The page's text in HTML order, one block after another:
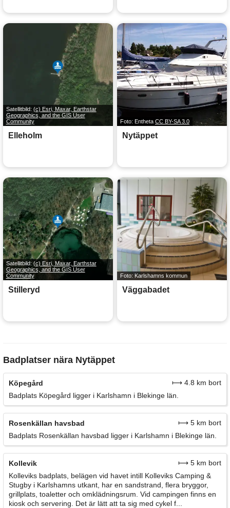
Satellitbild: (c) Esri, Maxar, Earthstar
Geographics, and the GIS User
Community
Elleholm
Foto: Entheta CC BY-SA 3.0
Nytäppet
Satellitbild:(c) Esri, Maxar, Earthstar
Geographics, and the GIS User
Community
Stilleryd
Foto: Karlshamns kommun
Väggabadet
Badplatser nära Nytäppet
Köpegård
⟼ 4.8 km bort
Badplats Köpegård ligger i Karlshamn i Blekinge län.
Rosenkällan havsbad
⟼ 5 km bort
Badplats Rosenkällan havsbad ligger i Karlshamn i Blekinge län.
Kollevik
⟼ 5 km bort
Kolleviks badplats, belägen vid havet intill Kolleviks Camping &
Stugby i Karlshamns utkant, har en sandstrand, flera bryggor,
grillplats, toaletter och omklädningsrum. Vid campingen finns en
kiosk och servering. Det är lätt att ta sig med cykel f...